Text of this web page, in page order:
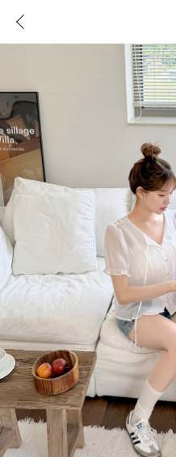
로그인
콘텐츠
인플루언서 pick!
신상 5%
베스트
MADE
세트할인 ~30%
하객룩